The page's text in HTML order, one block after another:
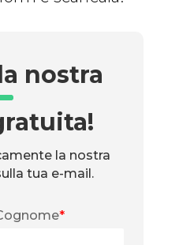
nostra
la nostra
tua e-mail.
*